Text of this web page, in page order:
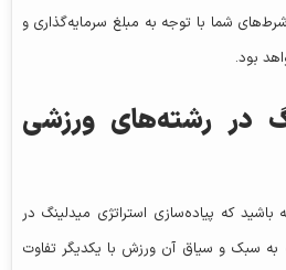
شما با توجه به مبلغ سرمایه‌گذاری و
بود.
در رشته‌های ورزشی
که پیاده‌سازی استراتژی میدلینگ در
به سبک و سیاق آن ورزش با یکدیگر تفاوت